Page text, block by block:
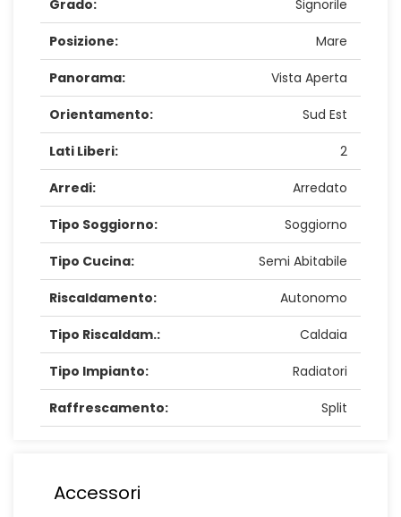
Grado: Signorile
Posizione: Mare
Panorama: Vista Aperta
Orientamento: Sud Est
Lati Liberi: 2
Arredi: Arredato
Tipo Soggiorno: Soggiorno
Tipo Cucina: Semi Abitabile
Riscaldamento: Autonomo
Tipo Riscaldam.: Caldaia
Tipo Impianto: Radiatori
Raffrescamento: Split
Accessori